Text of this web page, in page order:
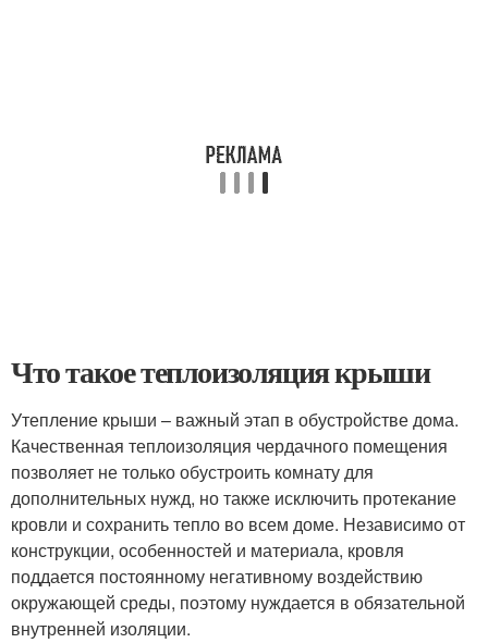
Что такое теплоизоляция крыши
Утепление крыши – важный этап в обустройстве дома.
Качественная теплоизоляция чердачного помещения
позволяет не только обустроить комнату для
дополнительных нужд, но также исключить протекание
кровли и сохранить тепло во всем доме. Независимо от
конструкции, особенностей и материала, кровля
поддается постоянному негативному воздействию
окружающей среды, поэтому нуждается в обязательной
внутренней изоляции.